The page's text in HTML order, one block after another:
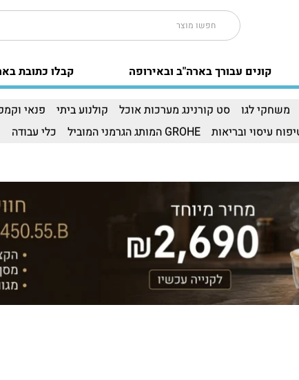
קבלו כתובת קונים עבורך בארה"ב ובאירופה
משחקי לגו סט קורנינג מערכות אוכל קולנוע ביתי
פנאי
עיסוי ובריאות GROHE המותג הגרמני המוביל כלי עבודה